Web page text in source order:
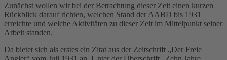
Zunächst wollen wir bei der Betrachtung dieser Zeit einen kurzen
Rückblick darauf richten, welchen Stand der AABD bis 1931
erreichte und welche Aktivitäten zu dieser Zeit im Mittelpunkt seiner
Arbeit standen.
Da bietet sich als erstes ein Zitat aus der Zeitschrift „Der Freie